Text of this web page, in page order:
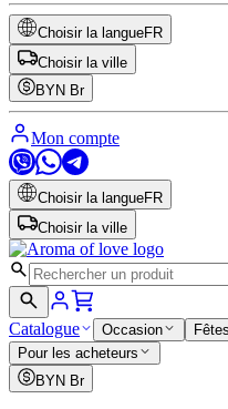
Choisir la langueFR
Choisir la ville
BYN Br
Mon compte
Choisir la langueFR
Choisir la ville
Catalogue Occasion Fêtes
Pour les acheteurs
BYN Br